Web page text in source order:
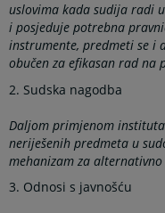
uslovima kada sudija radi
i posjeduje potrebna
instrumente, predmeti se i
obučen za efikasan rad na
2. Sudska nagodba
Daljom primjenom
neriješenih predmeta u
mehanizam za
3. Odnosi s javnošću